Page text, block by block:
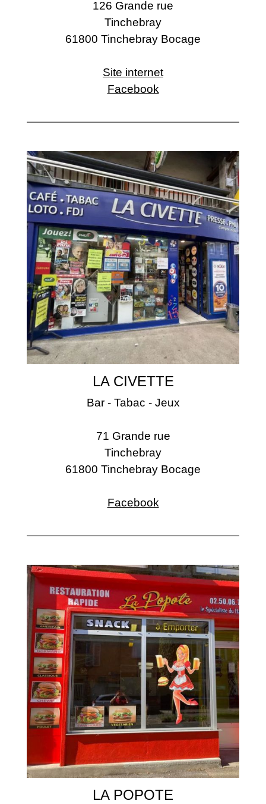
126 Grande rue
Tinchebray
61800 Tinchebray Bocage
Site internet
Facebook
LA CIVETTE
Bar - Tabac - Jeux
71 Grande rue
Tinchebray
61800 Tinchebray Bocage
Facebook
LA POPOTE